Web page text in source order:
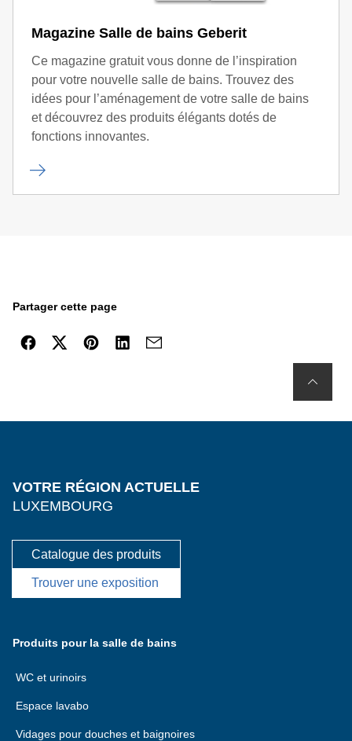
Magazine Salle de bains Geberit
Ce magazine gratuit vous donne de l’inspiration
pour votre nouvelle salle de bains. Trouvez des
idées pour l’aménagement de votre salle de bains
et découvrez des produits élégants dotés de
fonctions innovantes.
Partager cette page
VOTRE RÉGION ACTUELLE
LUXEMBOURG
Catalogue des produits
Trouver une exposition
Produits pour la salle de bains
WC et urinoirs
Espace lavabo
Vidages pour douches et baignoires